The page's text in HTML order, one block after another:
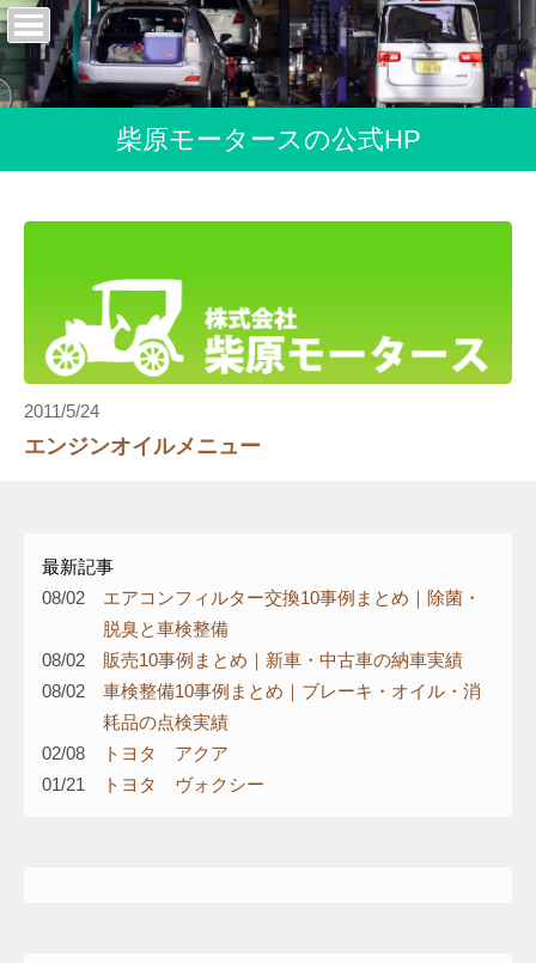
柴原モータースの公式HP
2011/5/24
エンジンオイルメニュー
最新記事
08/02
エアコンフィルター交換10事例まとめ｜除菌・
脱臭と車検整備
08/02
販売10事例まとめ｜新車・中古車の納車実績
08/02
車検整備10事例まとめ｜ブレーキ・オイル・消
耗品の点検実績
02/08
トヨタ アクア
01/21
トヨタ ヴォクシー